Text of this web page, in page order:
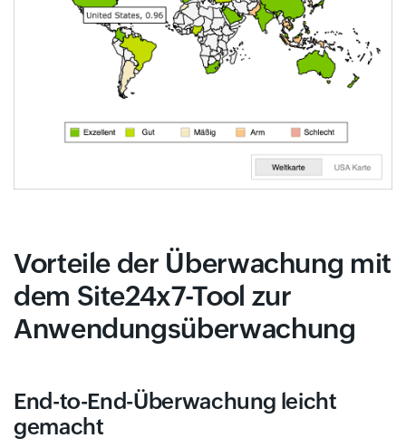
Vorteile der Überwachung mit
dem Site24x7-Tool zur
Anwendungsüberwachung
End-to-End-Überwachung leicht
gemacht